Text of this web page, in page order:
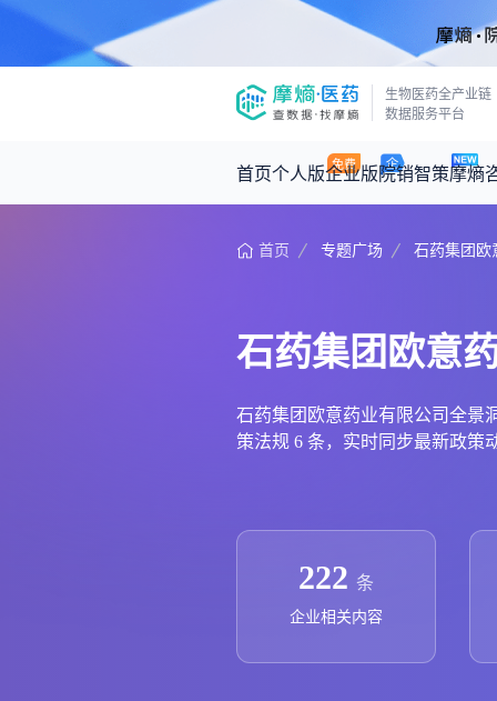
生物医药全产业链
数据服务平台
首页个人版企业版院销智策摩熵
咨询服务
产品立项评估及管线规划
产业/行业调研
投资决策与交易估值
摩熵原创
深度分析
政策法规
投融资
时讯
数据中心
基于市场数据，为您提供全面的市场
政策法规
药品生产企业
王中健
首页 专题广场 石药集团欧
石药集团欧意
石药集团欧意药业有限公司全景
策法规 6 条，实时同步最新政策
222 条
企业相关内容